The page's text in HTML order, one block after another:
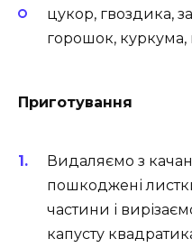
цукор, гвоздика,
горошок, куркума,
Приготування
Видаляємо з
пошкоджені
частини і
капусту